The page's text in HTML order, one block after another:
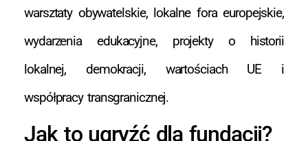
warsztaty obywatelskie, lokalne fora europejskie,
wydarzenia edukacyjne, projekty o historii
lokalnej, demokracji, wartościach UE i
współpracy transgranicznej.
Jak to ugryźć dla fundacji?